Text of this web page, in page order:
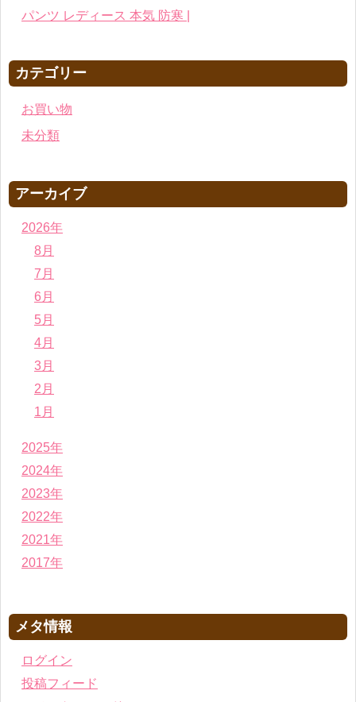
パンツ レディース 本気 防寒 |
カテゴリー
お買い物
未分類
アーカイブ
2026年
8月
7月
6月
5月
4月
3月
2月
1月
2025年
2024年
2023年
2022年
2021年
2017年
メタ情報
ログイン
投稿フィード